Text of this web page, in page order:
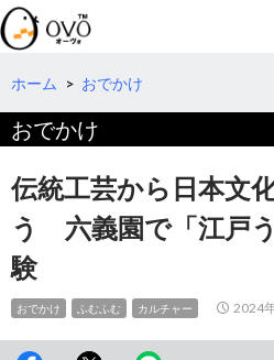
検
索
コ
テ
ツ
へ
ホーム > おでかけ
おでかけ
伝統工芸から日本文
う 六義園で「江戸
験
おでかけ ふむふむ カルチャー 2024